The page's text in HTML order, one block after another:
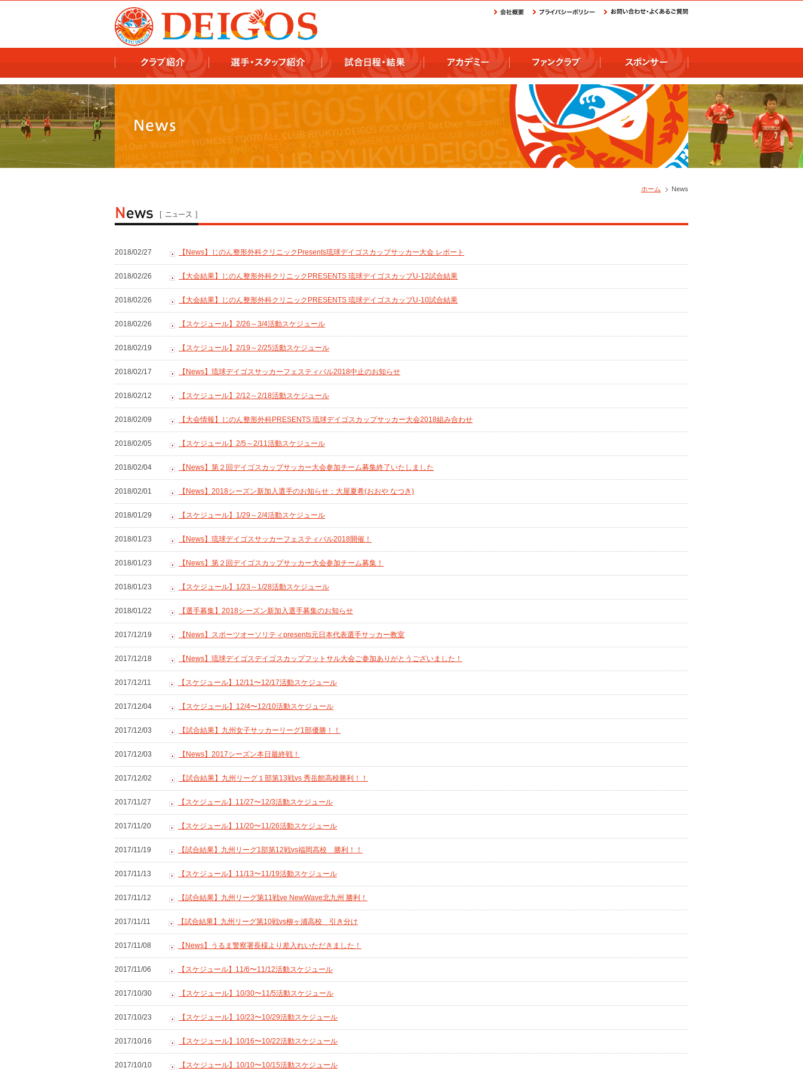
ホーム News
2018/02/27 【News】じのん整形外科クリニックPresents琉球デイゴスカップサッカー大会 レポート
2018/02/26 【大会結果】じのん整形外科クリニックPRESENTS 琉球デイゴスカップU-12試合結果
2018/02/26 【大会結果】じのん整形外科クリニックPRESENTS 琉球デイゴスカップU-10試合結果
2018/02/26 【スケジュール】2/26～3/4活動スケジュール
2018/02/19 【スケジュール】2/19～2/25活動スケジュール
2018/02/17 【News】琉球デイゴスサッカーフェスティバル2018中止のお知らせ
2018/02/12 【スケジュール】2/12～2/18活動スケジュール
2018/02/09 【大会情報】じのん整形外科PRESENTS 琉球デイゴスカップサッカー大会2018組み合わせ
2018/02/05 【スケジュール】2/5～2/11活動スケジュール
2018/02/04 【News】第２回デイゴスカップサッカー大会参加チーム募集終了いたしました
2018/02/01 【News】2018シーズン新加入選手のお知らせ：大屋夏希(おおや なつき)
2018/01/29 【スケジュール】1/29～2/4活動スケジュール
2018/01/23 【News】琉球デイゴスサッカーフェスティバル2018開催！
2018/01/23 【News】第２回デイゴスカップサッカー大会参加チーム募集！
2018/01/23 【スケジュール】1/23～1/28活動スケジュール
2018/01/22 【選手募集】2018シーズン新加入選手募集のお知らせ
2017/12/19 【News】スポーツオーソリティpresents元日本代表選手サッカー教室
2017/12/18 【News】琉球デイゴスデイゴスカップフットサル大会ご参加ありがとうございました！
2017/12/11 【スケジュール】12/11〜12/17活動スケジュール
2017/12/04 【スケジュール】12/4〜12/10活動スケジュール
2017/12/03 【試合結果】九州女子サッカーリーグ1部優勝！！
2017/12/03 【News】2017シーズン本日最終戦！
2017/12/02 【試合結果】九州リーグ１部第13戦vs 秀岳館高校勝利！！
2017/11/27 【スケジュール】11/27〜12/3活動スケジュール
2017/11/20 【スケジュール】11/20〜11/26活動スケジュール
2017/11/19 【試合結果】九州リーグ1部第12戦vs福岡高校 勝利！！
2017/11/13 【スケジュール】11/13〜11/19活動スケジュール
2017/11/12 【試合結果】九州リーグ第11戦ve NewWave北九州 勝利！
2017/11/11 【試合結果】九州リーグ第10戦vs柳ヶ浦高校 引き分け
2017/11/08 【News】うるま警察署長様より差入れいただきました！
2017/11/06 【スケジュール】11/6〜11/12活動スケジュール
2017/10/30 【スケジュール】10/30〜11/5活動スケジュール
2017/10/23 【スケジュール】10/23〜10/29活動スケジュール
2017/10/16 【スケジュール】10/16〜10/22活動スケジュール
2017/10/10 【スケジュール】10/10〜10/15活動スケジュール